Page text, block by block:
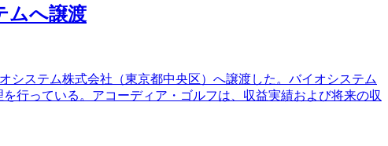
ムへ譲渡
システム株式会社（東京都中央区）へ譲渡した。バイオシステム
行っている。アコーディア・ゴルフは、収益実績および将来の収